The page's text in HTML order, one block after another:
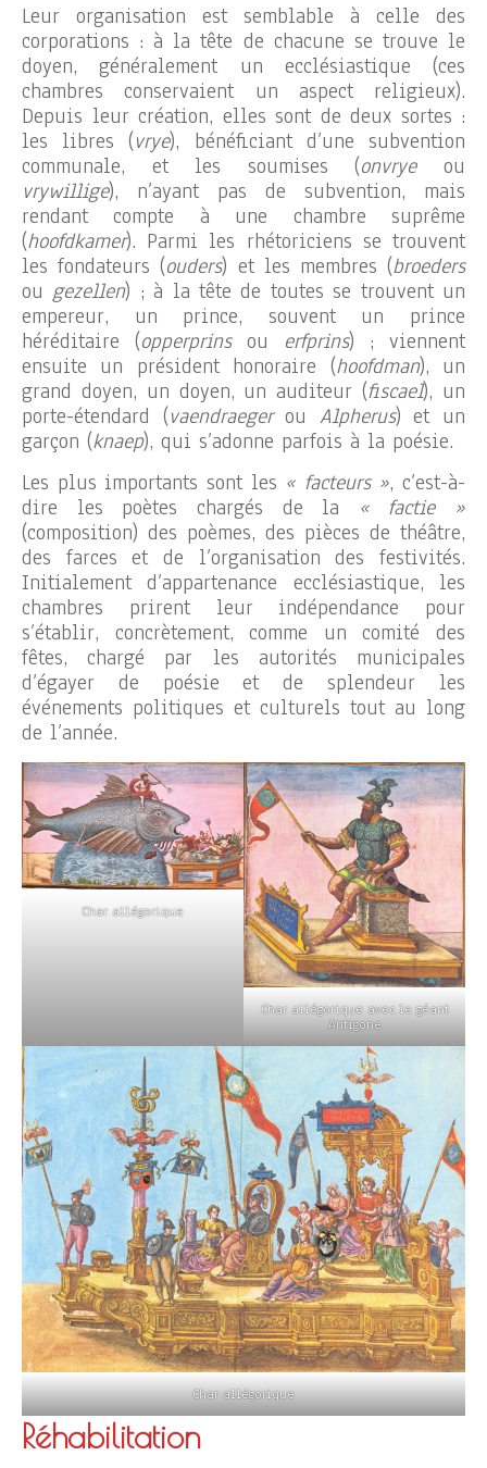
Leur organisation est semblable à celle des
corporations : à la tête de chacune se trouve le
doyen, généralement un ecclésiastique (ces
chambres conservaient un aspect religieux).
Depuis leur création, elles sont de deux sortes :
les libres (vrye), bénéficiant d’une subvention
communale, et les soumises (onvryeou
vrywillige), n’ayant pas de subvention, mais
rendant compte à une chambre suprême
(hoofdkamer). Parmi les rhétoriciens se trouvent
les fondateurs (ouders) et les membres (broeders
ou gezellen) ; à la tête de toutes se trouvent un
empereur, un prince, souvent un prince
héréditaire (opperprinsou erfprins) ; viennent
ensuite un président honoraire (hoofdman), un
grand doyen, un doyen, un auditeur (fiscael), un
porte-étendard (vaendraegerou Alpherus) et un
garçon (knaep), qui s’adonne parfois à la poésie.
Les plus importants sont les « facteurs », c’est-à-
dire les poètes chargés de la « factie »
(composition) des poèmes, des pièces de théâtre,
des farces et de l’organisation des festivités.
Initialement d’appartenance ecclésiastique, les
chambres prirent leur indépendance pour
s’établir, concrètement, comme un comité des
fêtes, chargé par les autorités municipales
d’égayer de poésie et de splendeur les
événements politiques et culturels tout au long
de l’année.
Char allégorique
Char allégorique avec le géant
Antigone
Char allégorique
Réhabilitation